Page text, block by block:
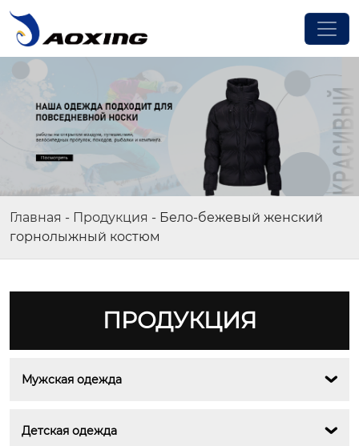
Главная - Продукция - Бело-бежевый женский
горнолыжный костюм
ПРОДУКЦИЯ
Мужская одежда 
Детская одежда 